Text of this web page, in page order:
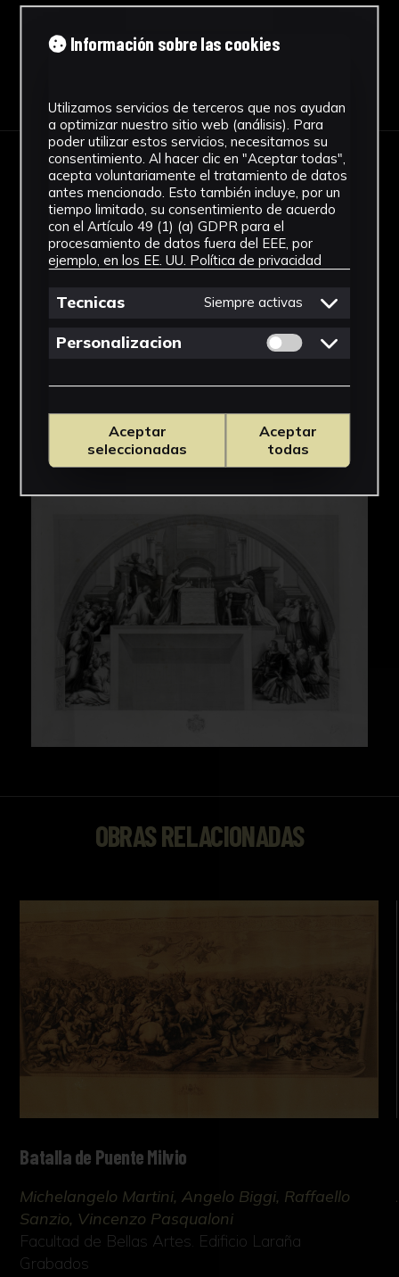
IMÁGENES
OBRAS RELACIONADAS
Batalla de Puente Milvio
Michelangelo Martini, Angelo Biggi, Raffaello
Sanzio, Vincenzo Pasqualoni
Facultad de Bellas Artes. Edificio Laraña
Grabados
Información sobre las cookies
Utilizamos servicios de terceros que nos ayudan
a optimizar nuestro sitio web (análisis). Para
poder utilizar estos servicios, necesitamos su
consentimiento. Al hacer clic en "Aceptar todas",
acepta voluntariamente el tratamiento de datos
antes mencionado. Esto también incluye, por un
tiempo limitado, su consentimiento de acuerdo
con el Artículo 49 (1) (a) GDPR para el
procesamiento de datos fuera del EEE, por
ejemplo, en los EE. UU. Política de privacidad
Tecnicas Siempre activas
Personalizacion Permitir cookies
Aceptar
seleccionadas
Aceptar
todas